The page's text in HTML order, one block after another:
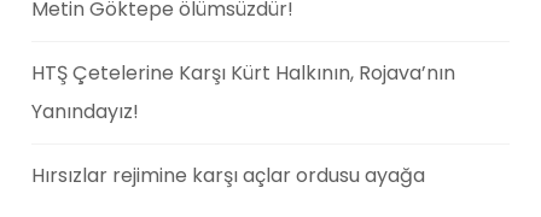
Metin Göktepe ölümsüzdür!
HTŞ Çetelerine Karşı Kürt Halkının, Rojava’nın
Yanındayız!
Hırsızlar rejimine karşı açlar ordusu ayağa